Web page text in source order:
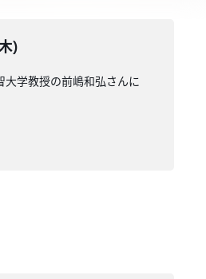
)
学教授の前嶋和弘さんに